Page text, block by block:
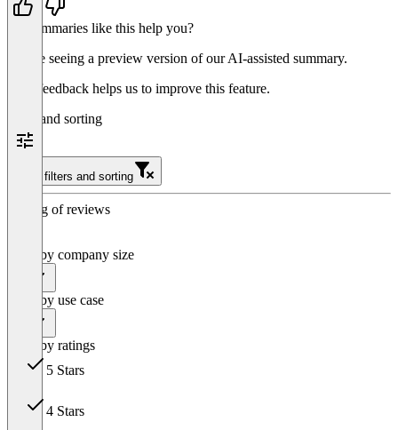
Do summaries like this help you?
You’re seeing a preview version of our AI-assisted summary.
Your feedback helps us to improve this feature.
Filter and sorting
Clear filters and sorting
Sorting of reviews
Filter by company size
Filter by use case
Filter by ratings
5 Stars
4 Stars